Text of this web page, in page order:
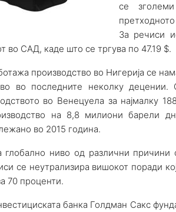
се
За речиси
во САД, каде што се тргува по 47.19 $.
производство во Нигерија се
во последните неколку децении.
во Венецуела за најмалку
на 8,8 милиони барели
во 2015 година.
глобално ниво од различни
се неутрализира вишокот поради
70 проценти.
банка Голдман Сакс